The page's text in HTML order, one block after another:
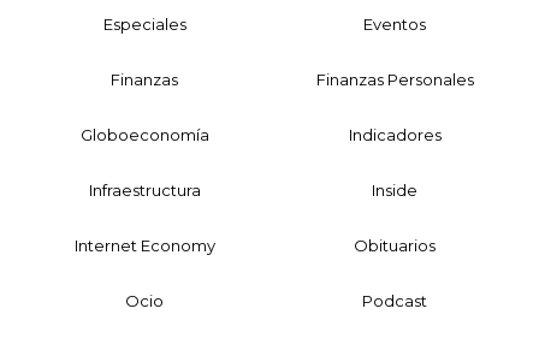
Especiales Eventos
Finanzas Finanzas Personales
Globoeconomía Indicadores
Infraestructura Inside
Internet Economy Obituarios
Ocio Podcast